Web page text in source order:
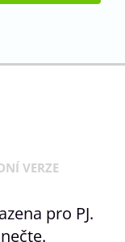
VERZE
pro PJ.